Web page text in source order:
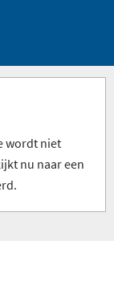
wordt niet
nu naar een